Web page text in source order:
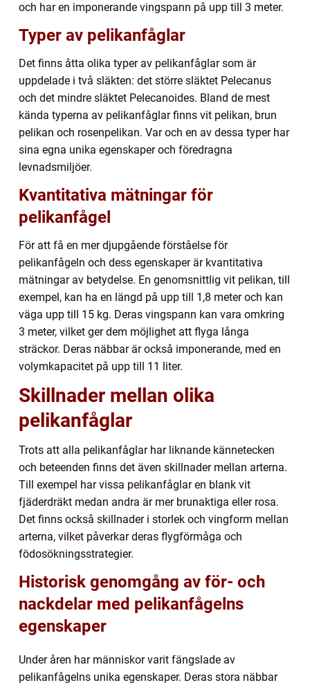
och har en imponerande vingspann på upp till 3 meter.
Typer av pelikanfåglar
Det finns åtta olika typer av pelikanfåglar som är
uppdelade i två släkten: det större släktet Pelecanus
och det mindre släktet Pelecanoides. Bland de mest
kända typerna av pelikanfåglar finns vit pelikan, brun
pelikan och rosenpelikan. Var och en av dessa typer har
sina egna unika egenskaper och föredragna
levnadsmiljöer.
Kvantitativa mätningar för
pelikanfågel
För att få en mer djupgående förståelse för
pelikanfågeln och dess egenskaper är kvantitativa
mätningar av betydelse. En genomsnittlig vit pelikan, till
exempel, kan ha en längd på upp till 1,8 meter och kan
väga upp till 15 kg. Deras vingspann kan vara omkring
3 meter, vilket ger dem möjlighet att flyga långa
sträckor. Deras näbbar är också imponerande, med en
volymkapacitet på upp till 11 liter.
Skillnader mellan olika
pelikanfåglar
Trots att alla pelikanfåglar har liknande kännetecken
och beteenden finns det även skillnader mellan arterna.
Till exempel har vissa pelikanfåglar en blank vit
fjäderdräkt medan andra är mer brunaktiga eller rosa.
Det finns också skillnader i storlek och vingform mellan
arterna, vilket påverkar deras flygförmåga och
födosökningsstrategier.
Historisk genomgång av för- och
nackdelar med pelikanfågelns
egenskaper
Under åren har människor varit fängslade av
pelikanfågelns unika egenskaper. Deras stora näbbar